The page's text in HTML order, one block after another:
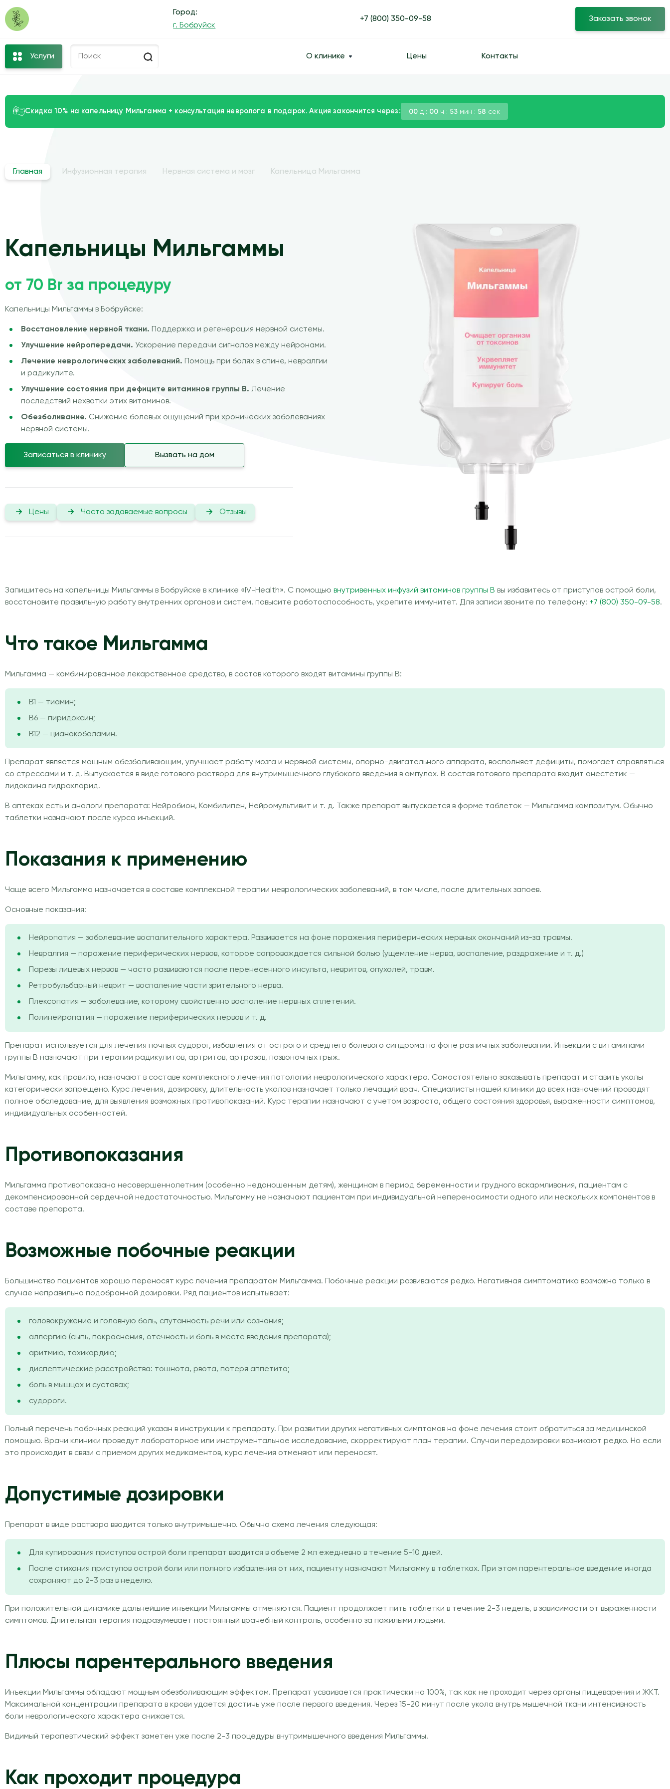
Город:
г. Бобруйск
+7 (800) 350-09-58 Заказать звонок
Услуги О клинике Цены Контакты
Скидка 10% на капельницу Мильгамма + консультация невролога в подарок. Акция закончится через: 00д : 00ч : 53мин : 57сек
Главная Инфузионная терапия Нервная система и мозг Капельница Мильгамма
Капельницы Мильгаммы
от 70 Br за процедуру
Капельницы Мильгаммы в Бобруйске:
Восстановление нервной ткани. Поддержка и регенерация нервной системы.
Улучшение нейропередачи. Ускорение передачи сигналов между нейронами.
Лечение неврологических заболеваний. Помощь при болях в спине, невралгии
и радикулите.
Улучшение состояния при дефиците витаминов группы B. Лечение
последствий нехватки этих витаминов.
Обезболивание. Снижение болевых ощущений при хронических заболеваниях
нервной системы.
Записаться в клинику Вызвать на дом
Цены Часто задаваемые вопросы Отзывы
Запишитесь на капельницы Мильгаммы в Бобруйске в клинике «IV-Health». С помощью внутривенных инфузий витаминов группы В вы избавитесь от приступов острой боли,
восстановите правильную работу внутренних органов и систем, повысите работоспособность, укрепите иммунитет. Для записи звоните по телефону: +7 (800) 350-09-58.
Что такое Мильгамма
Мильгамма — комбинированное лекарственное средство, в состав которого входят витамины группы В:
В1 — тиамин;
В6 — пиридоксин;
В12 — цианокобаламин.
Препарат является мощным обезболивающим, улучшает работу мозга и нервной системы, опорно-двигательного аппарата, восполняет дефициты, помогает справляться
со стрессами и т. д. Выпускается в виде готового раствора для внутримышечного глубокого введения в ампулах. В состав готового препарата входит анестетик —
лидокаина гидрохлорид.
В аптеках есть и аналоги препарата: Нейробион, Комбилипен, Нейромультивит и т. д. Также препарат выпускается в форме таблеток — Мильгамма композитум. Обычно
таблетки назначают после курса инъекций.
Показания к применению
Чаще всего Мильгамма назначается в составе комплексной терапии неврологических заболеваний, в том числе, после длительных запоев.
Основные показания:
Нейропатия — заболевание воспалительного характера. Развивается на фоне поражения периферических нервных окончаний из-за травмы.
Невралгия — поражение периферических нервов, которое сопровождается сильной болью (ущемление нерва, воспаление, раздражение и т. д.)
Парезы лицевых нервов — часто развиваются после перенесенного инсульта, невритов, опухолей, травм.
Ретробульбарный неврит — воспаление части зрительного нерва.
Плексопатия — заболевание, которому свойственно воспаление нервных сплетений.
Полинейропатия — поражение периферических нервов и т. д.
Препарат используется для лечения ночных судорог, избавления от острого и среднего болевого синдрома на фоне различных заболеваний. Инъекции с витаминами
группы В назначают при терапии радикулитов, артритов, артрозов, позвоночных грыж.
Мильгамму, как правило, назначают в составе комплексного лечения патологий неврологического характера. Самостоятельно заказывать препарат и ставить уколы
категорически запрещено. Курс лечения, дозировку, длительность уколов назначает только лечащий врач. Специалисты нашей клиники до всех назначений проводят
полное обследование, для выявления возможных противопоказаний. Курс терапии назначают с учетом возраста, общего состояния здоровья, выраженности симптомов,
индивидуальных особенностей.
Противопоказания
Мильгамма противопоказана несовершеннолетним (особенно недоношенным детям), женщинам в период беременности и грудного вскармливания, пациентам с
декомпенсированной сердечной недостаточностью. Мильгамму не назначают пациентам при индивидуальной непереносимости одного или нескольких компонентов в
составе препарата.
Возможные побочные реакции
Большинство пациентов хорошо переносят курс лечения препаратом Мильгамма. Побочные реакции развиваются редко. Негативная симптоматика возможна только в
случае неправильно подобранной дозировки. Ряд пациентов испытывает:
головокружение и головную боль, спутанность речи или сознания;
аллергию (сыпь, покраснения, отечность и боль в месте введения препарата);
аритмию, тахикардию;
диспептические расстройства: тошнота, рвота, потеря аппетита;
боль в мышцах и суставах;
судороги.
Полный перечень побочных реакций указан в инструкции к препарату. При развитии других негативных симптомов на фоне лечения стоит обратиться за медицинской
помощью. Врачи клиники проведут лабораторное или инструментальное исследование, скорректируют план терапии. Случаи передозировки возникают редко. Но если
это происходит в связи с приемом других медикаментов, курс лечения отменяют или переносят.
Допустимые дозировки
Препарат в виде раствора вводится только внутримышечно. Обычно схема лечения следующая:
Для купирования приступов острой боли препарат вводится в объеме 2 мл ежедневно в течение 5-10 дней.
После стихания приступов острой боли или полного избавления от них, пациенту назначают Мильгамму в таблетках. При этом парентеральное введение иногда
сохраняют до 2-3 раз в неделю.
При положительной динамике дальнейшие инъекции Мильгаммы отменяются. Пациент продолжает пить таблетки в течение 2-3 недель, в зависимости от выраженности
симптомов. Длительная терапия подразумевает постоянный врачебный контроль, особенно за пожилыми людьми.
Плюсы парентерального введения
Инъекции Мильгаммы обладают мощным обезболивающим эффектом. Препарат усваивается практически на 100%, так как не проходит через органы пищеварения и ЖКТ.
Максимальной концентрации препарата в крови удается достичь уже после первого введения. Через 15-20 минут после укола внутрь мышечной ткани интенсивность
боли неврологического характера снижается.
Видимый терапевтический эффект заметен уже после 2-3 процедуры внутримышечного введения Мильгаммы.
Как проходит процедура